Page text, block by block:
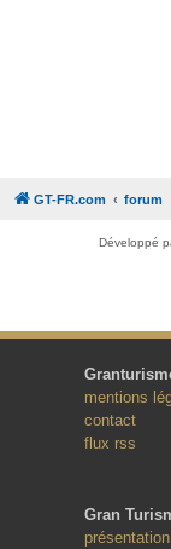
GT-FR.com forum
Développé
mentions
contact
flux rss
Gran
présentation